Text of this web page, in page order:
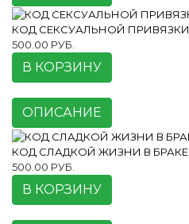
КОД СЕКСУАЛЬНОЙ ПРИВЯЗКИ
500.00 РУБ.
В КОРЗИНУ
ОПИСАНИЕ
КОД СЛАДКОЙ ЖИЗНИ В БРАКЕ
500.00 РУБ.
В КОРЗИНУ